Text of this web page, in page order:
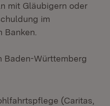
mit Gläubigern oder
im
Banken.
Baden-Württemberg
(Caritas,